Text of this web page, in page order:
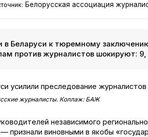
Белорусская ассоциация
в Беларуси к тюремному
против журналистов шокируют: 9,
журналисты. Коллаж: БАЖ
независимого
— признали виновными в якобы